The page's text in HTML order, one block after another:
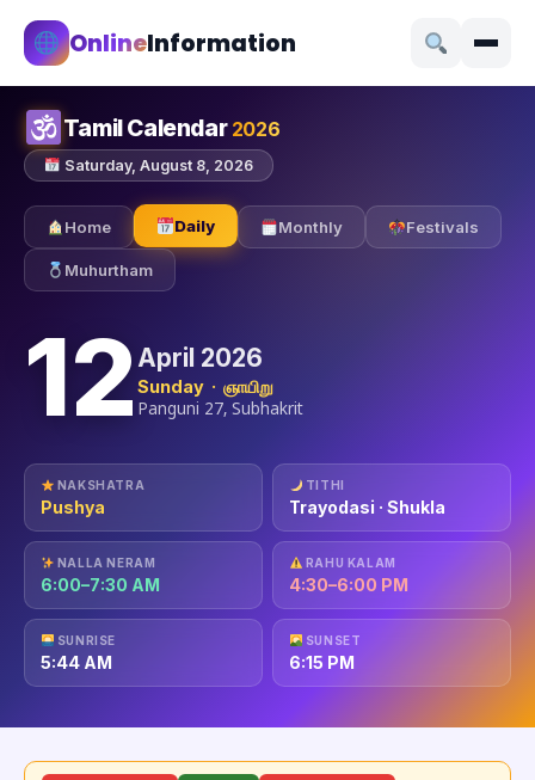
OnlineInformation
Tamil Calendar 2026
Saturday, August 8, 2026
Home Daily Monthly Festivals
Muhurtham
12 April 2026
Sunday · ஞாயிறு
Panguni 27, Subhakrit
NAKSHATRA
Pushya
TITHI
Trayodasi · Shukla
NALLA NERAM
6:00–7:30 AM
RAHU KALAM
4:30–6:00 PM
SUNRISE
5:44 AM
SUNSET
6:15 PM